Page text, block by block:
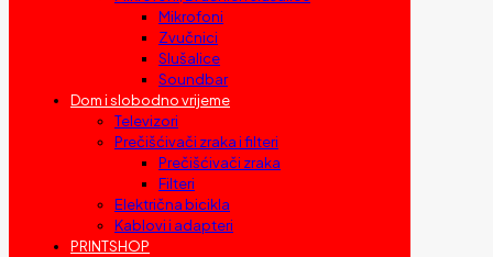
Mikrofoni
Zvučnici
Slušalice
Soundbar
Dom i slobodno vrijeme
Televizori
Prečišćivači zraka i filteri
Prečišćivači zraka
Filteri
Električna bicikla
Kablovi i adapteri
PRINTSHOP